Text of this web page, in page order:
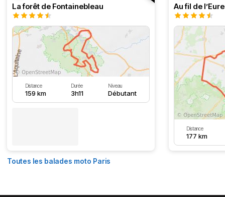
La forêt de Fontainebleau
Distance
159 km
Durée
3h11
Niveau
Débutant
Au fil de l’Eure
Distance
177 km
Toutes les balades moto Paris